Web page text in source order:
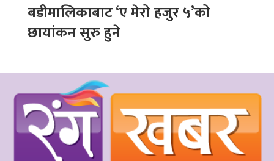
बडीमालिकाबाट ‘ए मेरो हजुर ५’को
छायांकन सुरु हुने